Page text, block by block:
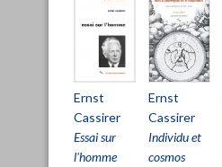
Ernst
Cassirer
Essai sur
l'homme
Ernst
Cassirer
Individu et
cosmos